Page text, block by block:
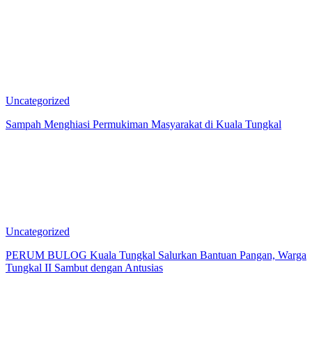
Uncategorized
Sampah Menghiasi Permukiman Masyarakat di Kuala Tungkal
Uncategorized
PERUM BULOG Kuala Tungkal Salurkan Bantuan Pangan, Warga
Tungkal II Sambut dengan Antusias